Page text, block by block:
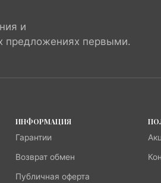
и
предложениях первыми.
ИНФОРМАЦИЯ
Гарантии
Возврат обмен
Публичная оферта